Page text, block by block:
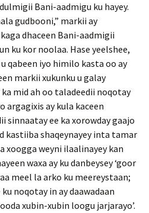
Bani-aadmigu ku hayey.
gudbooni,” markii ay
dhaceen Bani-aadmigii
ku kor noolaa. Hase yeelshee,
qabeen iyo himilo kasta oo ay
markii xukunku u galay
mid ah oo taladeedii noqotay
argagixis ay kula kaceen
sinnaatay ee ka xorowday gaajo
kastiiba shaqeynayey inta tamar
xoogga weyni ilaalinayey kan
waxa ay ku danbeysey ‘goor
meel la arko ku meereystaan;
noqotay in ay daawadaan
xubin-xubin loogu jarjarayo’.